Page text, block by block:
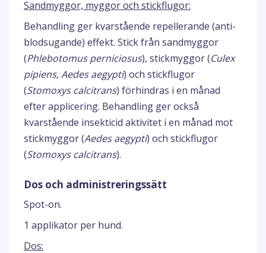
Sandmyggor, myggor och stickflugor:
Behandling ger kvarstående repellerande (anti-
blodsugande) effekt. Stick från sandmyggor
(Phlebotomus perniciosus), stickmyggor (Culex
pipiens, Aedes aegypti) och stickflugor
(Stomoxys calcitrans) förhindras i en månad
efter applicering. Behandling ger också
kvarstående insekticid aktivitet i en månad mot
stickmyggor (Aedes aegypti) och stickflugor
(Stomoxys calcitrans).
Dos och administreringssätt
Spot-on.
1 applikator per hund.
Dos: